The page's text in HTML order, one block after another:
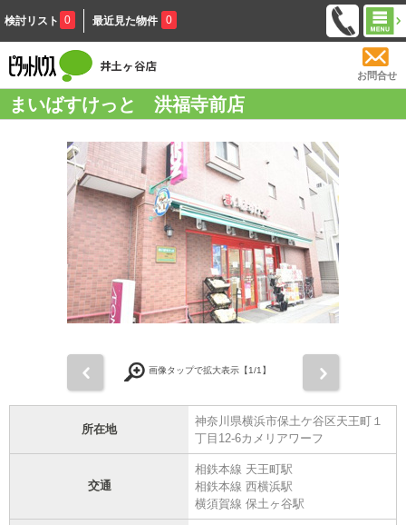
検討リスト 0 最近見た物件 0
お問合せ
まいばすけっと 洪福寺前店
画像タップで拡大表示【1/1】
所在地
神奈川県横浜市保土ケ谷区天王町１
丁目12-6カメリアワーフ
交通
相鉄本線 天王町駅
相鉄本線 西横浜駅
横須賀線 保土ヶ谷駅